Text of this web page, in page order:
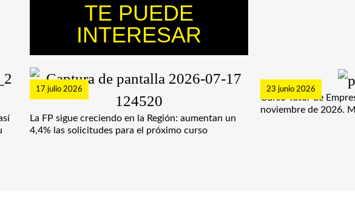
TE PUEDE
INTERESAR
17 julio 2026
La FP sigue creciendo en la Región: aumentan un
4,4% las solicitudes para el próximo curso
23 junio 2026
Curso Tutor de
noviembre de 2026.